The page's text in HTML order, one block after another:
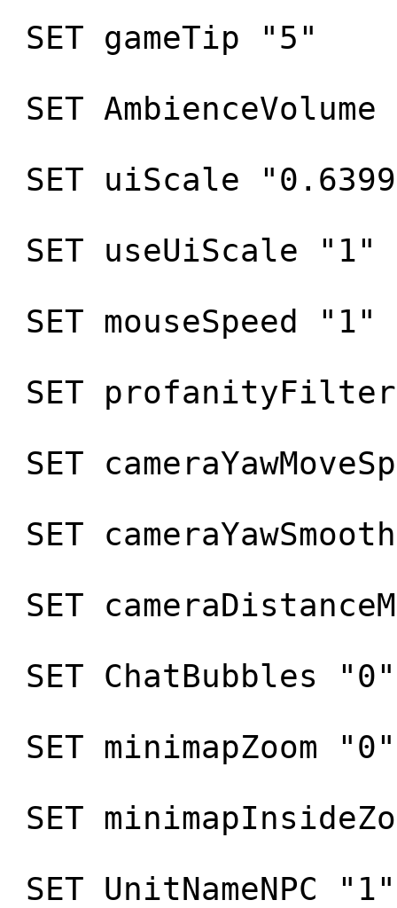
SET gameTip "5"
SET
SET uiScale
SET useUiScale "1"
SET mouseSpeed "1"
SET
SET
SET
SET
SET ChatBubbles "0"
SET minimapZoom "0"
SET
SET UnitNameNPC "1"